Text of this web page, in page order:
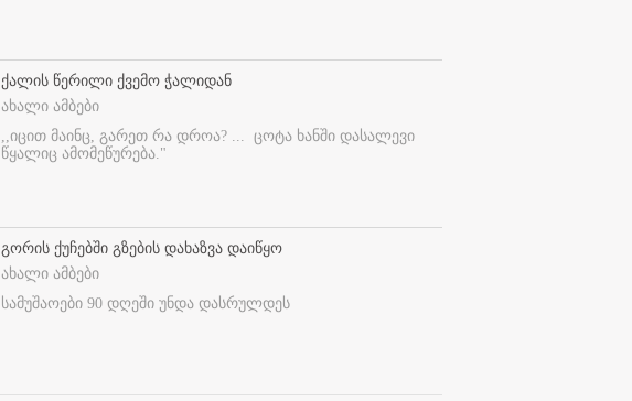
ქალის წერილი ქვემო ჭალიდან
ახალი ამბები
,,იცით მაინც, გარეთ რა დროა? ... ცოტა ხანში დასალევი
წყალიც ამომეწურება."
გორის ქუჩებში გზების დახაზვა დაიწყო
ახალი ამბები
სამუშაოები 90 დღეში უნდა დასრულდეს